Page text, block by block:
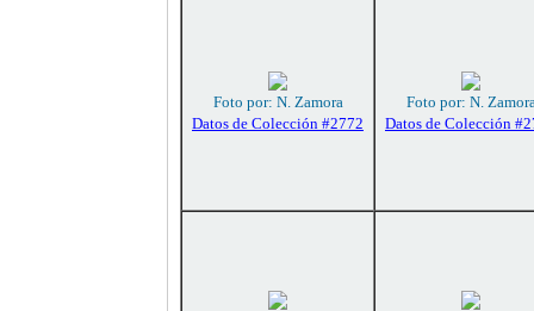
Foto por: N. Zamora
Datos de Colección #2772
Foto por: N.
Datos de Colección